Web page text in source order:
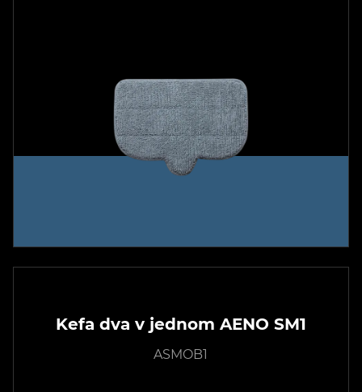
Kefa dva v jednom AENO SM1
ASMOB1